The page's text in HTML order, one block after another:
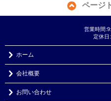
ページ
営業時間
定休日
ホーム
会社概要
お問い合わせ